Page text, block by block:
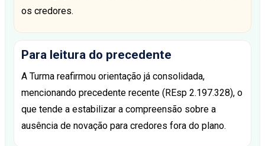
os credores.
Para leitura do precedente
A Turma reafirmou orientação já consolidada,
mencionando precedente recente (REsp 2.197.328), o
que tende a estabilizar a compreensão sobre a
ausência de novação para credores fora do plano.